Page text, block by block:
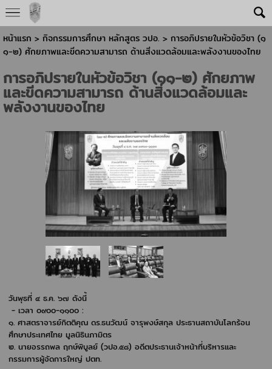
หน้าแรก > กิจกรรมการศึกษา หลักสูตร วปอ. > การอภิปรายในหัวข้อวิชา (๑
๑-๒) ศักยภาพและขีดความสามารถ ด้านสิ่งแวดล้อมและพลังงานของไทย
การอภิปรายในหัวข้อวิชา (๑๑-๒) ศักยภาพ
และขีดความสามารถ ด้านสิ่งแวดล้อมและ
พลังงานของไทย
วันพุธที่ ๔ ธ.ค. ๖๗ ดังนี้
- เวลา ๐๙๐๐-๑๑๐๐ :
๑. ศาสตราจารย์กิตติคุณ ดร.ธนวัฒน์ จารุพงษ์สกุล ประธานสถาบันโลกร้อน
ศึกษาประเทศไทย มูลนิธินภามิตร
๒. นายอรรถพล ฤกษ์พิบูลย์ (วปอ.๕๘) อดีตประธานเจ้าหน้าที่บริหารและ
กรรมการผู้จัดการใหญ่ ปตท.